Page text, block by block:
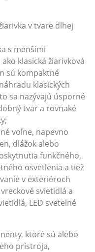
v tvare dlhej
s menšími
klasická žiarivková
sú kompaktné
klasických
sa nazývajú úsporné
tvar a rovnaké
voľne, napevno
dlážok alebo
funkčného,
osvetlenia a tiež
v exteriéroch
svietidlá a
LED svetelné
ktoré sú alebo
prístroja,